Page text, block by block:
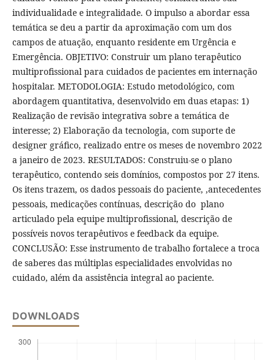
individualidade e integralidade. O impulso a abordar essa
temática se deu a partir da aproximação com um dos
campos de atuação, enquanto residente em Urgência e
Emergência. OBJETIVO: Construir um plano terapêutico
multiprofissional para cuidados de pacientes em internação
hospitalar. METODOLOGIA: Estudo metodológico, com
abordagem quantitativa, desenvolvido em duas etapas: 1)
Realização de revisão integrativa sobre a temática de
interesse; 2) Elaboração da tecnologia, com suporte de
designer gráfico, realizado entre os meses de novembro 2022
a janeiro de 2023. RESULTADOS: Construiu-se o plano
terapêutico, contendo seis domínios, compostos por 27 itens.
Os itens trazem, os dados pessoais do paciente, ,antecedentes
pessoais, medicações contínuas, descrição do plano
articulado pela equipe multiprofissional, descrição de
possíveis novos terapêutivos e feedback da equipe.
CONCLUSÃO: Esse instrumento de trabalho fortalece a troca
de saberes das múltiplas especialidades envolvidas no
cuidado, além da assistência integral ao paciente.
DOWNLOADS